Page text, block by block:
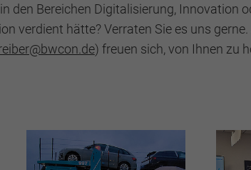
den Bereichen Digitalisierung, Innovation
verdient hätte? Verraten Sie es uns gerne.
) freuen sich, von Ihnen zu